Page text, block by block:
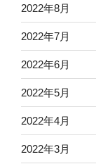
2022年8月
2022年7月
2022年6月
2022年5月
2022年4月
2022年3月